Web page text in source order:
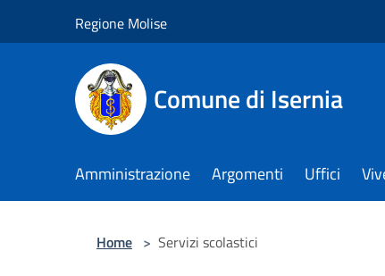
Regione Molise
Comune di Isernia
Amministrazione Argomenti Uffici
Home > Servizi scolastici